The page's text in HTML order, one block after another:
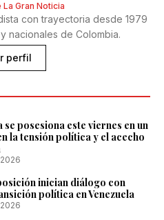
se posesiona este viernes en un
la tensión política y el acecho
inician diálogo con
política en Venezuela
Gran Noticia
con trayectoria desde 1979
nacionales de Colombia.
perfil